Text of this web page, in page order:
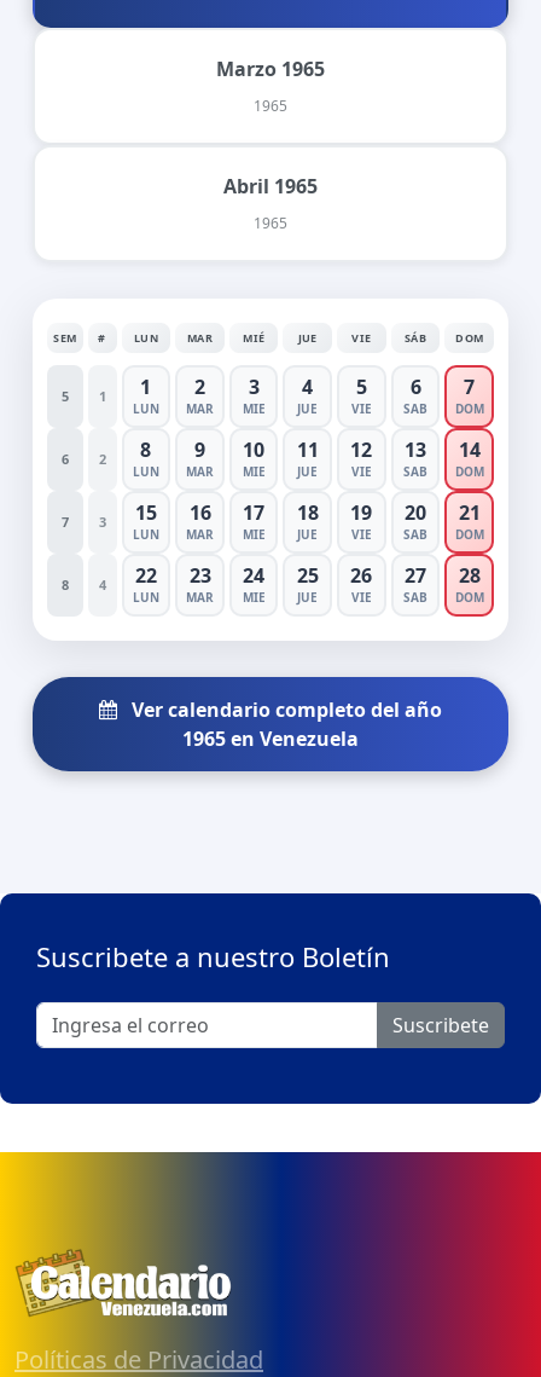
Marzo 1965
1965
Abril 1965
1965
SEM # LUN MAR MIÉ JUE VIE SÁB DOM
5 1 1
LUN
2
MAR
3
MIE
4
JUE
5
VIE
6
SAB
7
DOM
6 2 8
LUN
9
MAR
10
MIE
11
JUE
12
VIE
13
SAB
14
DOM
7 3 15
LUN
16
MAR
17
MIE
18
JUE
19
VIE
20
SAB
21
DOM
8 4 22
LUN
23
MAR
24
MIE
25
JUE
26
VIE
27
SAB
28
DOM
Ver calendario completo del año
1965 en Venezuela
Suscribete a nuestro Boletín
Suscribete
Políticas de Privacidad